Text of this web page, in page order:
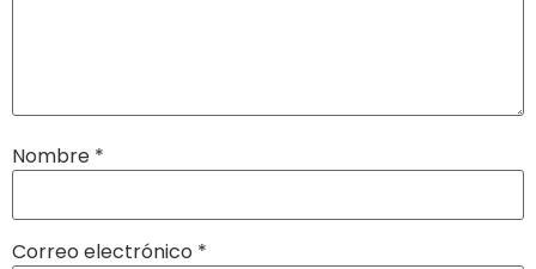
Nombre *
Correo electrónico *